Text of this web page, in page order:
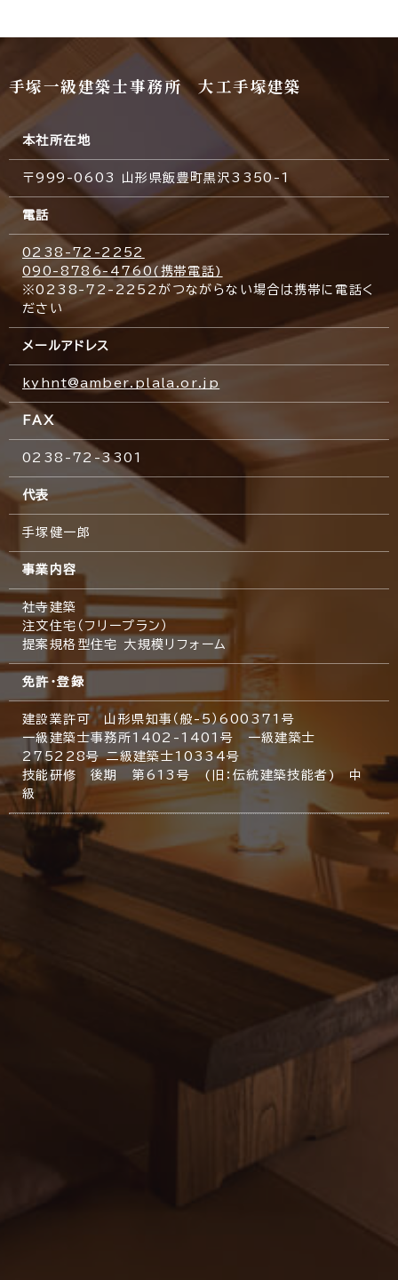
手塚一級建築士事務所 大工手塚建築
本社所在地
〒999-0603 山形県飯豊町黒沢3350-1
電話
0238-72-2252
090-8786-4760(携帯電話)
※0238-72-2252がつながらない場合は携帯に電話く
ださい
メールアドレス
kyhnt@amber.plala.or.jp
FAX
0238-72-3301
代表
手塚健一郎
事業内容
社寺建築
注文住宅（フリープラン）
提案規格型住宅 大規模リフォーム
免許・登録
建設業許可 山形県知事（般-5）600371号
一級建築士事務所1402-1401号 一級建築士
275228号 二級建築士10334号
技能研修 後期 第613号 (旧：伝統建築技能者) 中
級